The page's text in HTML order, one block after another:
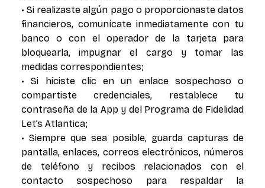
• Si realizaste algún pago o proporcionaste datos
financieros, comunícate inmediatamente con tu
banco o con el operador de la tarjeta para
bloquearla, impugnar el cargo y tomar las
medidas correspondientes;
• Si hiciste clic en un enlace sospechoso o
compartiste credenciales, restablece tu
contraseña de la App y del Programa de Fidelidad
Let’s Atlantica;
• Siempre que sea posible, guarda capturas de
pantalla, enlaces, correos electrónicos, números
de teléfono y recibos relacionados con el
contacto sospechoso para respaldar la